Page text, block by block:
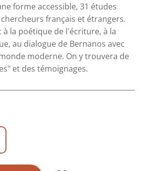
forme accessible, 31 études
français et étrangers.
à la poétique de l'écriture, à la
au dialogue de Bernanos avec
moderne. On y trouvera de
et des témoignages.